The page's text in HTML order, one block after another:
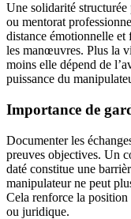
Une solidarité structurée
ou mentorat
distance émotionnelle et
les manœuvres. Plus la
moins elle dépend de
puissance du
Importance de
Documenter les
preuves objectives. Un
daté constitue une
manipulateur ne peut
Cela renforce la
ou juridique.